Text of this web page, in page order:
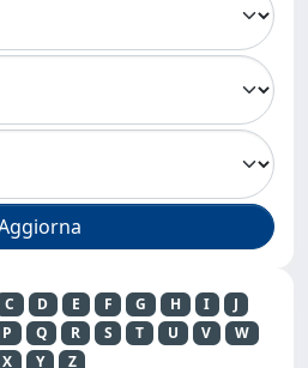
C D E F G H I
J
P Q R S T U V
W
X
Y Z